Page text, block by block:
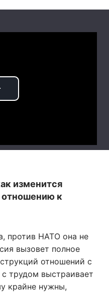
изменится
отношению к
против НАТО она не
вызовет полное
отношений с
трудом выстраивает
крайне нужны,